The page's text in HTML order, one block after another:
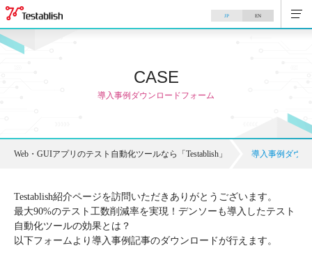
JP EN
CASE
導入事例ダウンロードフォーム
Web・GUIアプリのテスト自動化ツールなら「Testablish」 導入事例ダウ
Testablish紹介ページを訪問いただきありがとうございます。
最大90%のテスト工数削減率を実現！デンソーも導入したテスト
自動化ツールの効果とは？
以下フォームより導入事例記事のダウンロードが行えます。